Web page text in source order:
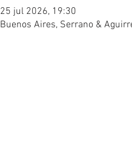
25 jul 2026, 19:30
Buenos Aires, Serrano &